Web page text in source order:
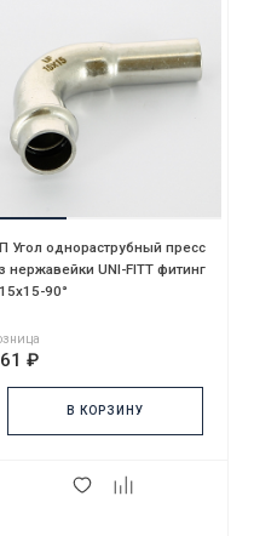
Угол однораструбный пресс
нержавейки UNI-FITT фитинг
90°
₽
В КОРЗИНУ